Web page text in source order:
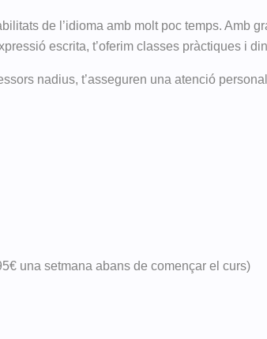
de l’idioma amb molt poc temps. Amb
escrita, t’oferim classes pràctiques i
nadius, t’asseguren una atenció
una setmana abans de començar el curs)